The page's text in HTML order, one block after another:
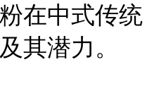
在中式传统
其潜力。